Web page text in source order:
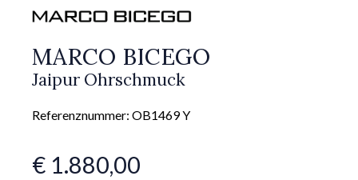
MARCO BICEGO
Jaipur Ohrschmuck
Referenznummer: OB1469 Y
€ 1.880,00